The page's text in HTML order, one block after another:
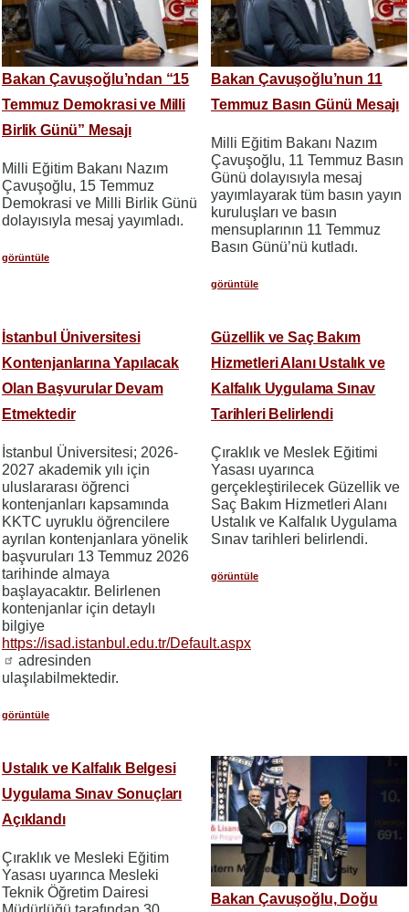
Bakan Çavuşoğlu’ndan “15
Temmuz Demokrasi ve Milli
Birlik Günü” Mesajı
Milli Eğitim Bakanı Nazım
Çavuşoğlu, 15 Temmuz
Demokrasi ve Milli Birlik Günü
dolayısıyla mesaj yayımladı.
görüntüle
Bakan Çavuşoğlu’nun 11
Temmuz Basın Günü Mesajı
Milli Eğitim Bakanı Nazım
Çavuşoğlu, 11 Temmuz Basın
Günü dolayısıyla mesaj
yayımlayarak tüm basın yayın
kuruluşları ve basın
mensuplarının 11 Temmuz
Basın Günü’nü kutladı.
görüntüle
İstanbul Üniversitesi
Kontenjanlarına Yapılacak
Olan Başvurular Devam
Etmektedir
İstanbul Üniversitesi; 2026-
2027 akademik yılı için
uluslararası öğrenci
kontenjanları kapsamında
KKTC uyruklu öğrencilere
ayrılan kontenjanlara yönelik
başvuruları 13 Temmuz 2026
tarihinde almaya
başlayacaktır. Belirlenen
kontenjanlar için detaylı
bilgiye
https://isad.istanbul.edu.tr/Default.aspx
adresinden
ulaşılabilmektedir.
görüntüle
Güzellik ve Saç Bakım
Hizmetleri Alanı Ustalık ve
Kalfalık Uygulama Sınav
Tarihleri Belirlendi
Çıraklık ve Meslek Eğitimi
Yasası uyarınca
gerçekleştirilecek Güzellik ve
Saç Bakım Hizmetleri Alanı
Ustalık ve Kalfalık Uygulama
Sınav tarihleri belirlendi.
görüntüle
Ustalık ve Kalfalık Belgesi
Uygulama Sınav Sonuçları
Açıklandı
Çıraklık ve Mesleki Eğitim
Yasası uyarınca Mesleki
Teknik Öğretim Dairesi
Bakan Çavuşoğlu, Doğu